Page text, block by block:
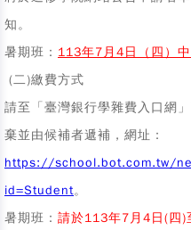
知。
暑期班： 113年7月4日（四）
(二)繳費方式
請至「臺灣銀行學雜費入口網
棄並由候補者遞補，網址：
https://school.bot.com.tw/
id=Student。
暑期班： 請於113年7月4日(四)